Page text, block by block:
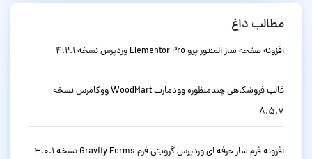
مطالب داغ
افزونه صفحه ساز المنتور پرو Elementor Pro وردپرس نسخه 4.2.1
قالب فروشگاهی چندمنظوره وودمارت WoodMart ووکامرس نسخه
8.5.7
افزونه فرم ساز حرفه ای وردپرس گرویتی فرم Gravity Forms نسخه 3.0.1